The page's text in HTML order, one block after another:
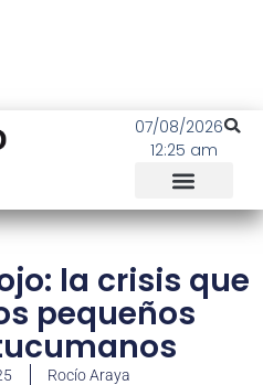
07/08/2026
12:25 am
la crisis que
pequeños
Rocío Araya